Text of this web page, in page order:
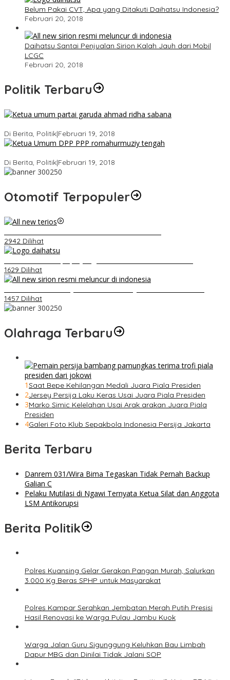
Belum Pakai CVT, Apa yang Ditakuti Daihatsu Indonesia?
Februari 20, 2018
Daihatsu Santai Penjualan Sirion Kalah Jauh dari Mobil
LCGC
Februari 20, 2018
Politik Terbaru
Di Berita, Politik|Februari 19, 2018
Di Berita, Politik|Februari 19, 2018
Otomotif Terpopuler
2942 Dilihat
1629 Dilihat
1457 Dilihat
Olahraga Terbaru
1Saat Bepe Kehilangan Medali Juara Piala Presiden
2Jersey Persija Laku Keras Usai Juara Piala Presiden
3Marko Simic Kelelahan Usai Arak arakan Juara Piala
Presiden
4Galeri Foto Klub Sepakbola Indonesia Persija Jakarta
Berita Terbaru
Danrem 031/Wira Bima Tegaskan Tidak Pernah Backup
Galian C
Pelaku Mutilasi di Ngawi Ternyata Ketua Silat dan Anggota
LSM Antikorupsi
Berita Politik
Polres Kuansing Gelar Gerakan Pangan Murah, Salurkan
3.000 Kg Beras SPHP untuk Masyarakat
Polres Kampar Serahkan Jembatan Merah Putih Presisi
Hasil Renovasi ke Warga Pulau Jambu Kuok
Warga Jalan Guru Sigunggung Keluhkan Bau Limbah
Dapur MBG dan Dinilai Tidak Jalani SOP